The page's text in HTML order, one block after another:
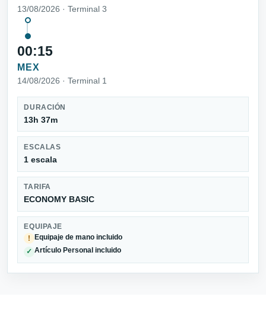
13/08/2026 · Terminal 3
00:15
MEX
14/08/2026 · Terminal 1
DURACIÓN
13h 37m
ESCALAS
1 escala
TARIFA
ECONOMY BASIC
EQUIPAJE
!
Equipaje de mano incluido
✓ Artículo Personal incluido